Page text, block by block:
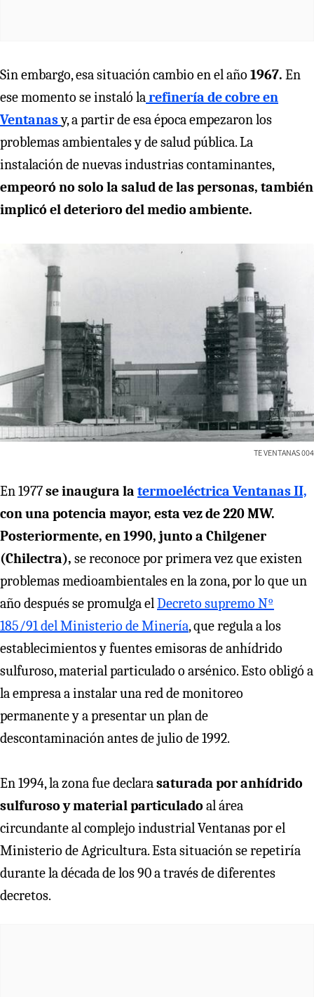
Sin embargo, esa situación cambio en el año 1967. En
ese momento seinstaló larefinería de cobre en
Ventanasy, a partir de esa época empezaron los
problemas ambientales y de salud pública. La
instalación de nuevas industrias contaminantes,
empeoró no solo la salud de las personas, también
implicó el deterioro del medio ambiente.
TE VENTANAS 004
En 1977se inaugura la termoeléctrica Ventanas II,
con una potencia mayor, esta vez de 220 MW.
Posteriormente, en 1990, junto a Chilgener
(Chilectra), se reconoce por primera vez que existen
problemas medioambientales en la zona, por lo que un
año después se promulga elDecreto supremo Nº
185/91 del Ministerio de Minería, que regula a los
establecimientos y fuentes emisoras de anhídrido
sulfuroso, material particulado o arsénico. Esto obligó a
la empresa a instalar una red de monitoreo
permanente y a presentar un plan de
descontaminación antes de julio de 1992.
En 1994, la zona fue declarasaturada por anhídrido
sulfuroso y material particulado al área
circundante al complejo industrial Ventanas por el
Ministerio de Agricultura. Esta situación se repetiría
durante la década de los 90 a través de diferentes
decretos.